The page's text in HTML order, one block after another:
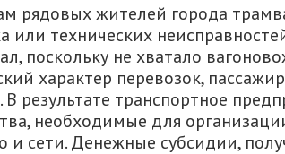
рядовых жителей города
или технических
поскольку не хватало
характер перевозок,
результате транспортное
необходимые для
и сети. Денежные субсидии,